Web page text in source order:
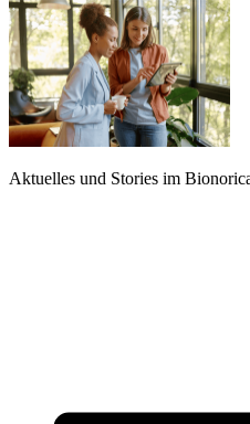
Aktuelles und Stories im